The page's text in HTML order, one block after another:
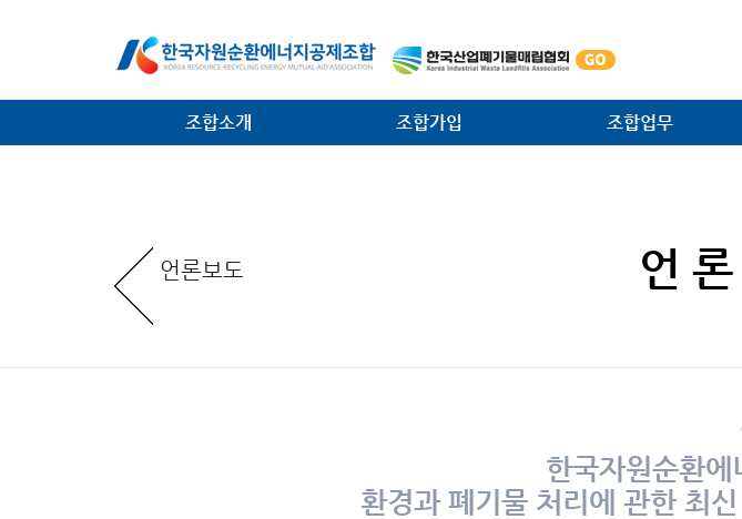
조합소개
임원현황
역대 회장 · 이사장
조합가입 조합업무
소각시설 검사사업
언론보도 언
한국자원순환에
환경과 폐기물 처리에 관한 최